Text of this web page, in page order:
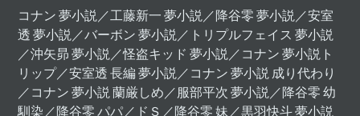
コナン 夢小説／工藤新一 夢小説／降谷零 夢小説／安室
透 夢小説／バーボン 夢小説／トリプルフェイス 夢小説
／沖矢昴 夢小説／怪盗キッド 夢小説／コナン 夢小説ト
リップ／安室透 長編 夢小説／コナン 夢小説 成り代わり
／コナン 夢小説 蘭厳しめ／服部平次 夢小説／降谷零 幼
馴染／降谷零 パパ／ドＳ／降谷零 妹／黒羽快斗 夢小説